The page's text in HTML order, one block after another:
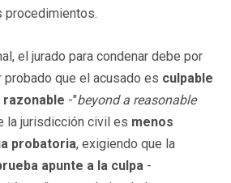
procedimientos.
el jurado para condenar debe por
probado que el acusado es culpable
-"beyond a reasonable
la jurisdicción civil es menos
probatoria, exigiendo que la
apunte a la culpa -